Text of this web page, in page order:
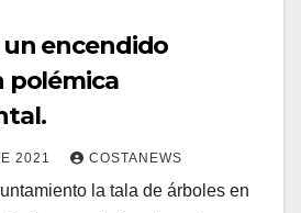
encendido
polémica
2021 COSTANEWS
la tala de árboles en